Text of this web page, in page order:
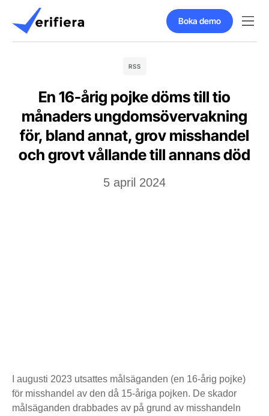
Boka demo
RSS
En 16-årig pojke döms till tio
månaders ungdomsövervakning
för, bland annat, grov misshandel
och grovt vållande till annans död
5 april 2024
I augusti 2023 utsattes målsäganden (en 16-årig pojke)
för misshandel av den då 15-åriga pojken. De skador
målsäganden drabbades av på grund av misshandeln